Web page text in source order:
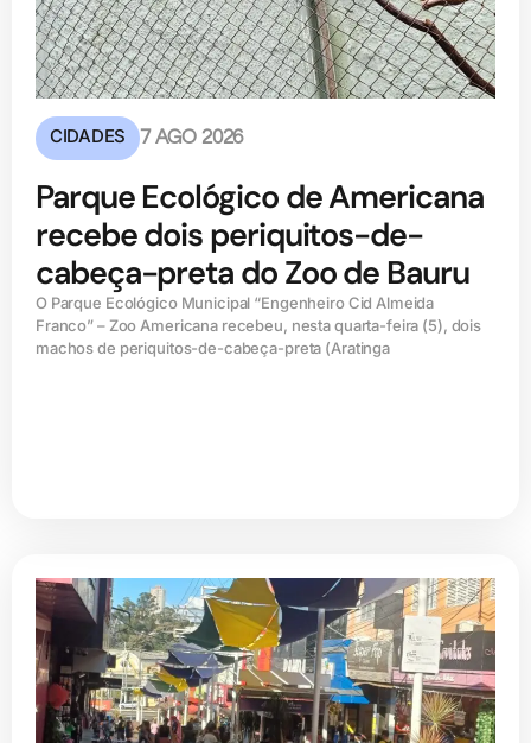
CIDADES 7 AGO 2026
Parque Ecológico de Americana
recebe dois periquitos-de-
cabeça-preta do Zoo de Bauru
O Parque Ecológico Municipal “Engenheiro Cid Almeida
Franco” – Zoo Americana recebeu, nesta quarta-feira (5), dois
machos de periquitos-de-cabeça-preta (Aratinga